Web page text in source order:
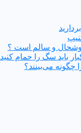
خوشحال و سالم است ؟
باید سگ را حمام کنید
چگونه می‌بینند؟